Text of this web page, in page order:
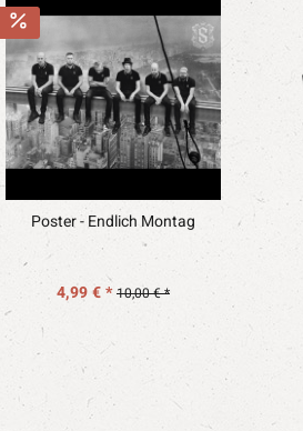
Poster - Endlich Montag
4,99 € * 10,00 € *